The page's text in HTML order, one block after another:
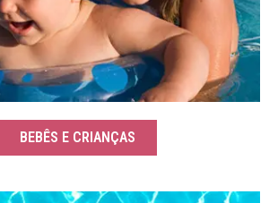
BEBÊS E CRIANÇAS